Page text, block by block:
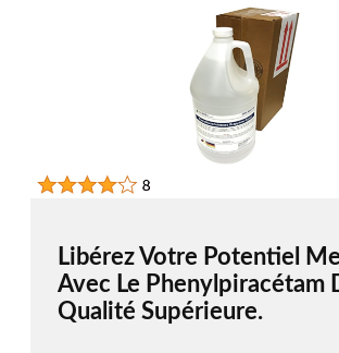
Libérez Votre Potentiel
Avec Le Phenylpiracétam
Qualité Supérieure.